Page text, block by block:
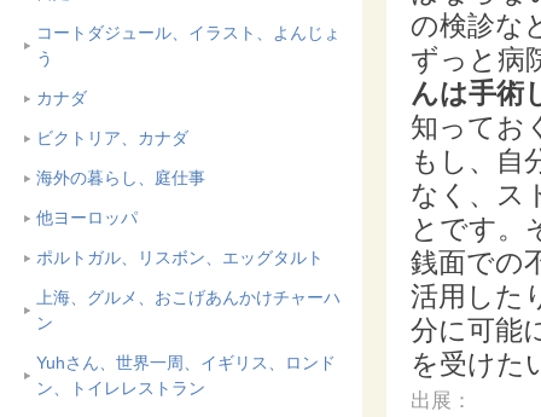
コートダジュール、イラスト、よんじょ
う
カナダ
ビクトリア、カナダ
海外の暮らし、庭仕事
他ヨーロッパ
ポルトガル、リスボン、エッグタルト
上海、グルメ、おこげあんかけチャーハ
ン
Yuhさん、世界一周、イギリス、ロンド
ン、トイレレストラン
の検診な
ずっと病
んは手術
知ってお
もし、自
なく、ス
とです。
銭面での
活用した
分に可能
を受けた
出展：